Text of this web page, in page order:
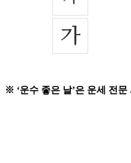
※ ‘운수 좋은 날’은 운세 전